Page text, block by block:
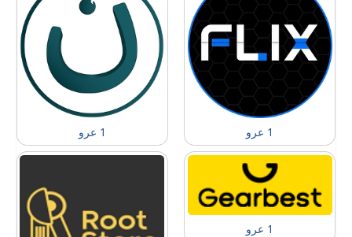
1 عرو 1 عرو
1 عرو